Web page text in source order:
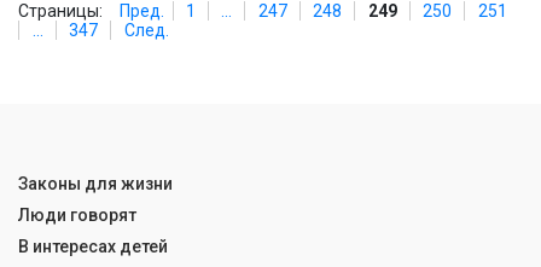
Страницы: Пред. 1 247 248 249 250
251
347 След.
Законы для жизни
Люди говорят
В интересах детей